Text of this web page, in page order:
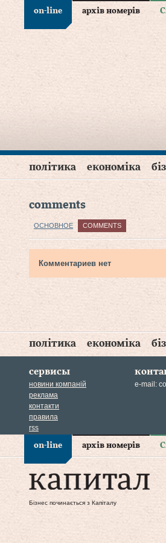
on-line архів номерів
політика економіка
comments
ОСНОВНОЕ COMMENTS
Комментариев нет
політика економіка
сервисы
новини компаній
реклама
контакти
правила
rss
e-mail:
on-line архів номерів
Бізнес починається з Капіталу